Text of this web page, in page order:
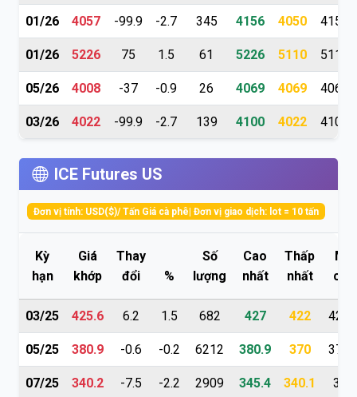
01/26 4057 -99.9 -2.7 345 4156 4050 4154
01/26 5226 75 1.5 61 5226 5110 5110
05/26 4008 -37 -0.9 26 4069 4069 4069
03/26 4022 -99.9 -2.7 139 4100 4022 4100
ICE Futures US
Đơn vị tính: USD($)/ Tấn Giá cà phê| Đơn vị giao dịch: lot = 10 tấn
Kỳ
hạn
Giá
khớp
Thay
đổi
%
Số
lượng
Cao
nhất
Thấp
nhất
Mở
cửa
03/25 425.6 6.2 1.5 682 427 422
05/25 380.9 -0.6 -0.2 6212 380.9 370
07/25 340.2 -7.5 -2.2 2909 345.4 340.1 345